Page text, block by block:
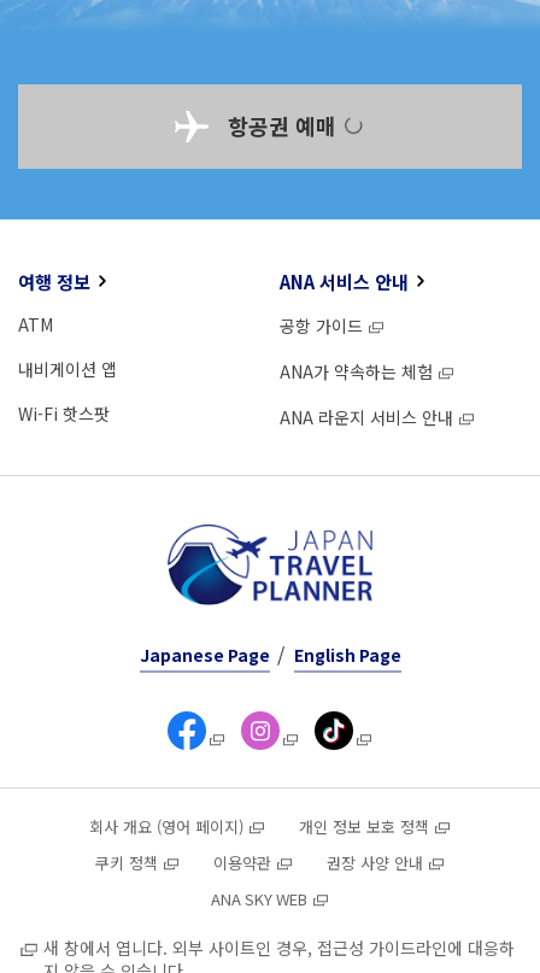
항공권 예매
여행 정보
ATM
내비게이션 앱
Wi-Fi 핫스팟
ANA 서비스 안내
공항 가이드
ANA가 약속하는 체험
ANA 라운지 서비스 안내
Japanese Page English Page
회사 개요 (영어 페이지)
개인 정보 보호 정책
쿠키 정책
이용약관
권장 사양 안내
ANA SKY WEB
새 창에서 엽니다. 외부 사이트인 경우, 접근성 가이드라인에 대응하